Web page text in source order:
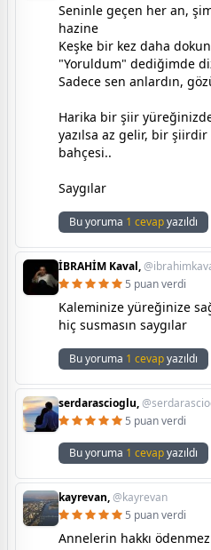
Seninle geçen her an,
hazine
Keşke bir kez daha
"Yoruldum" dediğimde
Sadece sen anlardın,
Harika bir şiir
yazılsa az gelir, bir
bahçesi..
Saygılar
Bu yoruma 1 cevapyazıldı
İBRAHİM Kaval,
5 puan verdi
Kaleminize yüreğinize
hiç susmasın saygılar
Bu yoruma 1 cevapyazıldı
serdarascioglu,
5 puan verdi
Bu yoruma 1 cevapyazıldı
kayrevan,@kayrevan
5 puan verdi
Annelerin hakkı